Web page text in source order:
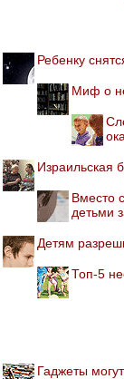
Ребенку
Миф о
Израильская
Вместо
детьми
Детям
Топ-5
Гаджеты